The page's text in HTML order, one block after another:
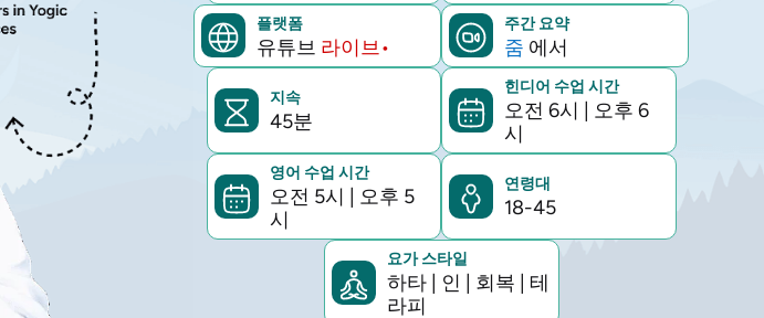
재
시
간
대
플랫폼
유튜브 라이브•
주간 요약
줌 에서
지속
45분
힌디어 수업 시간
오전 6시
오후 6
시
영어 수업 시간
오전 5시
오후 5
시
연령대
18-45
요가 스타일
하타 | 인 | 회복 | 테
라피